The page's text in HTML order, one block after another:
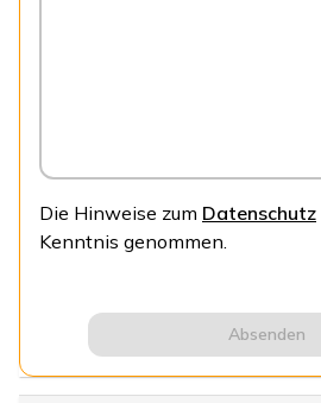
Die Hinweise zum Datenschutz
Kenntnis genommen.
Absenden